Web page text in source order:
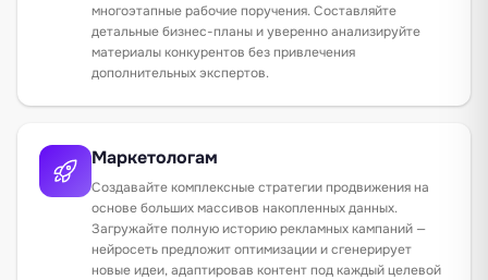
многоэтапные рабочие поручения. Составляйте
детальные бизнес-планы и уверенно анализируйте
материалы конкурентов без привлечения
дополнительных экспертов.
Маркетологам
Создавайте комплексные стратегии продвижения на
основе больших массивов накопленных данных.
Загружайте полную историю рекламных кампаний —
нейросеть предложит оптимизации и сгенерирует
новые идеи, адаптировав контент под каждый целевой